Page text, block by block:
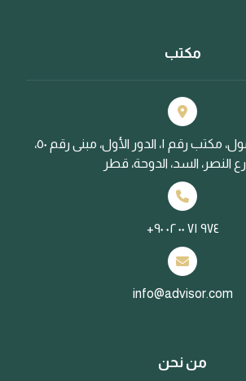
مكتب
مقابل المرقاب مول، مكتب رقم ١، الدور الأول، مبنى رقم ٥٠،
النصر، السد، الدوحة، قطر
+٩٧٤ ٧١ ٠٠ ٠٢ ٩٠
info@advisor.com
من نحن